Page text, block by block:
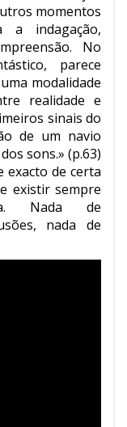
momentos
a indagação,
No
parece
modalidade
realidade e
sinais do
de um navio
sons.» (p.63)
de certa
existir sempre
Nada de
nada de